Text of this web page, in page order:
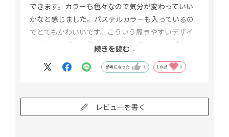
できます。カラーも色々なので気分が変わっていい
かなと感じました。パステルカラーも入っているの
でとてもかわいいです。こういう履きやすいデザイ
ンのものをずっと探していたので見つけれて嬉しい
ーズナブルで助かります。
続きを読む
参考になった 1 Like! 0
レビューを書く